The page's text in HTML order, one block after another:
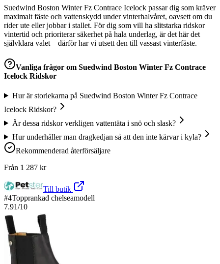
Suedwind Boston Winter Fz Contrace Icelock passar dig som kräver
maximalt fäste och vattenskydd under vinterhalvåret, oavsett om du
rider ute eller jobbar i stallet. För dig som vill ha slitstarka ridskor
vintertid och prioriterar säkerhet på hala underlag, är det här det
självklara valet – därför har vi utsett den till vassast vinterfäste.
Vanliga frågor om Suedwind Boston Winter Fz Contrace
Icelock Ridskor
Hur är storlekarna på Suedwind Boston Winter Fz Contrace
Icelock Ridskor?
Är dessa ridskor verkligen vattentäta i snö och slask?
Hur underhåller man dragkedjan så att den inte kärvar i kyla?
Rekommenderad återförsäljare
Från 1 287 kr
Till butik
#4Topprankad chelseamodell
7.91/10